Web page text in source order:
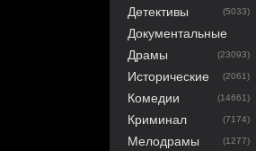
Детективы (5033)
Документальные
Драмы
(23093)
Исторические (2061)
Комедии (14661)
Криминал (7174)
Мелодрамы (1277)